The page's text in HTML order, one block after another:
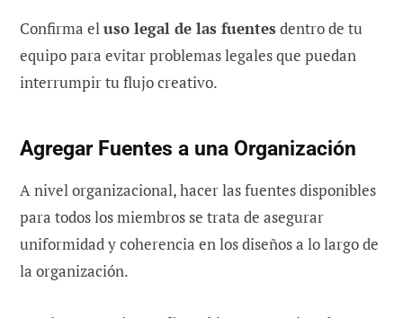
Confirma eluso legal de las fuentes dentro de tu
equipo para evitar problemas legales que puedan
interrumpir tu flujo creativo.
Agregar Fuentes a una Organización
A nivel organizacional, hacer las fuentes disponibles
para todos los miembros se trata de asegurar
uniformidad y coherencia en los diseños a lo largo de
la organización.